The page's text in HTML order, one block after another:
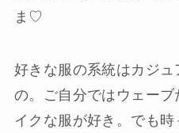
ま♡
好きな服の系統はカジ
の。ご自分ではウェー
イクな服が好き。でも時